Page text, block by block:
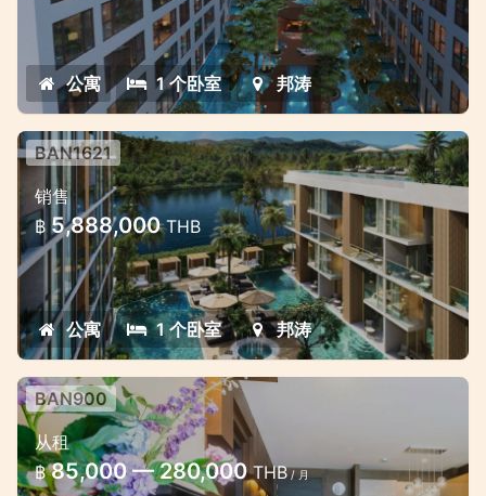
公寓 1 个卧室 邦涛
邦濤湖畔全新美麗公寓
邦濤的最佳投資，擁有絕佳的租賃機會。
BAN1621
销售
฿ 5,888,000THB
公寓 1 个卧室 邦涛
BAN900
从租
฿ 85,000 — 280,000THB/ 月